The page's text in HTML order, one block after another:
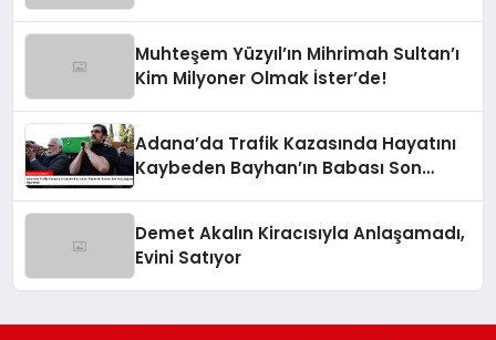
Muhteşem Yüzyıl’ın Mihrimah Sultan’ı
Kim Milyoner Olmak İster’de!
Adana’da Trafik Kazasında Hayatını
Kaybeden Bayhan’ın Babası Son
Demet Akalın Kiracısıyla Anlaşamadı,
Evini Satıyor